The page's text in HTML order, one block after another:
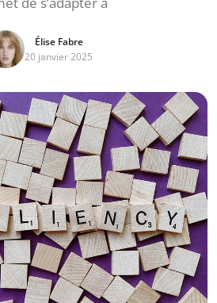
Élise Fabre
20 janvier 2025